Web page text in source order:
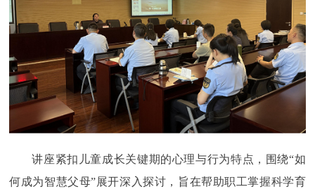
讲座紧扣儿童成长关键期的心理与行为特点，围绕“如
何成为智慧父母”展开深入探讨，旨在帮助职工掌握科学育